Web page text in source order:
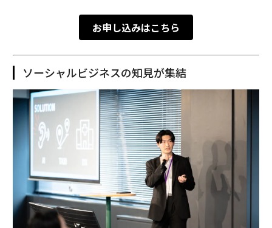
お申し込みはこちら
ソーシャルビジネスの知見が集結